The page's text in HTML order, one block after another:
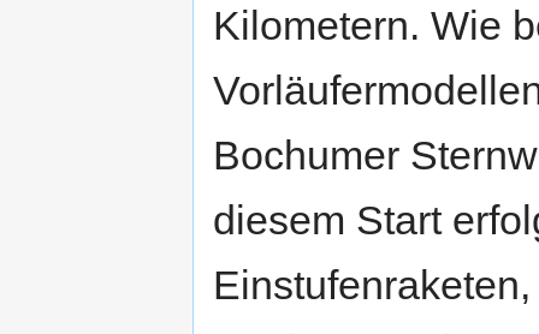
Kilometern. Wie
Bochumer
diesem Start